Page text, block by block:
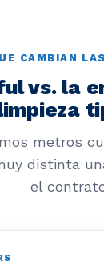
CAMBIAN
vs. la
metros
distinta
el